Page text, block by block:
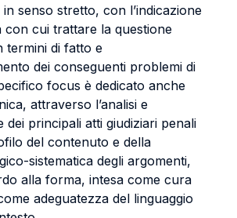
senso stretto, con l’indicazione
con cui trattare la questione
termini di fatto e
dei conseguenti problemi di
focus è dedicato anche
attraverso l’analisi e
dei principali atti giudiziari penali
del contenuto e della
sistematica degli argomenti,
alla forma, intesa come cura
adeguatezza del linguaggio